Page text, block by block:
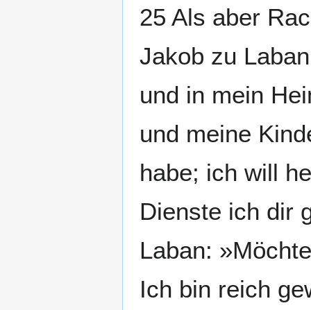
25 Als aber
Jakob zu
und in mein
und meine
habe; ich will
Dienste ich dir
Laban:
Ich bin reich